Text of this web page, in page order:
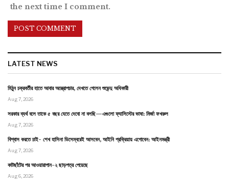
the next time I comment.
LATEST NEWS
মিঠুন চক্রবর্তীর হাতে আবার অস্ত্রোপচার, দেখতে গেলেন শুভেন্দু অধিকারী
Aug 7, 2026
সরকার ব্যর্থ বলে তাকে ৫ বছর যেতে দেবো না বলছি—এগুলো ফ্যাসিস্টের ভাষা: মির্জা ফখরুল
Aug 7, 2026
বিশ্বাস করতে চাই- শেখ হাসিনা ডিসেম্বরেই আসবেন, আইনি প্রক্রিয়ায় এগোবেন: আইনমন্ত্রী
Aug 7, 2026
কাটছাঁটের পর আওয়ারাপান-২ ছাড়পত্র পেয়েছে
Aug 6, 2026